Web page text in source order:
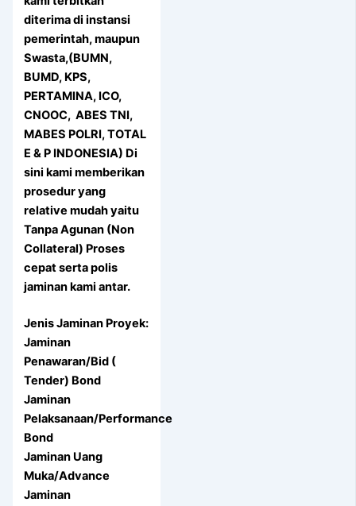
diterima di instansi
pemerintah, maupun
Swasta,(BUMN,
BUMD, KPS,
PERTAMINA, ICO,
CNOOC, ABES TNI,
MABES POLRI, TOTAL
E & P INDONESIA) Di
sini kami memberikan
prosedur yang
relative mudah yaitu
Tanpa Agunan (Non
Collateral) Proses
cepat serta polis
jaminan kami antar.
Jenis Jaminan Proyek:
Jaminan
Penawaran/Bid (
Tender) Bond
Jaminan
Pelaksanaan/Performance
Bond
Jaminan Uang
Muka/Advance
Jaminan